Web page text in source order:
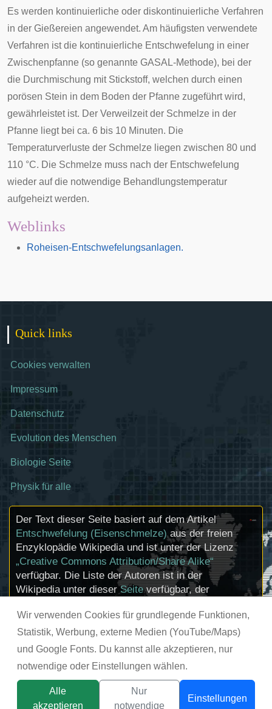
Wir verwenden Cookies für grundlegende Funktionen,
Statistik, Werbung, externe Medien (YouTube/Maps)
und Google Fonts. Du kannst alle akzeptieren, nur
notwendige oder Einstellungen wählen.
Alle
akzeptieren
Nur
notwendige
Einstellungen
Es werden kontinuierliche oder diskontinuierliche Verfahren
in der Gießereien angewendet. Am häufigsten verwendete
Verfahren ist die kontinuierliche Entschwefelung in einer
Zwischenpfanne (so genannte GASAL-Methode), bei der
die Durchmischung mit Stickstoff, welchen durch einen
porösen Stein in dem Boden der Pfanne zugeführt wird,
gewährleistet ist. Der Verweilzeit der Schmelze in der
Pfanne liegt bei ca. 6 bis 10 Minuten. Die
Temperaturverluste der Schmelze liegen zwischen 80 und
110 °C. Die Schmelze muss nach der Entschwefelung
wieder auf die notwendige Behandlungstemperatur
aufgeheizt werden.
Weblinks
Roheisen-Entschwefelungsanlagen.
Quick links
Cookies verwalten
Impressum
Datenschutz
Evolution des Menschen
Biologie Seite
Physik für alle
Der Text dieser Seite basiert auf dem Artikel
Entschwefelung (Eisenschmelze)aus der freien
Enzyklopädie Wikipedia und ist unter der Lizenz
„Creative Commons Attribution/Share Alike“
verfügbar. Die Liste der Autoren ist in der
Wikipedia unter dieserSeiteverfügbar, der
Informationen zu den Urhebern und zum
Lizenzstatus eingebundener Mediendateien
(etwa Bilder oder Videos) können im Regelfall
durch Anklicken dieser abgerufen werden.
© chemie-schule.de 2026